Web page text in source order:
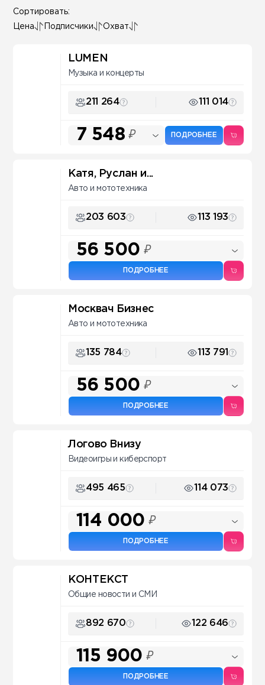
Сортировать:
Цена Подписчики Охват
LUMEN
Музыка и концерты
211 264 111 014
7 548 ₽ ПОДРОБНЕЕ
Катя, Руслан и...
Авто и мототехника
203 603 113 193
56 500 ₽
ПОДРОБНЕЕ
Москвач Бизнес
Авто и мототехника
135 784 113 791
56 500 ₽
ПОДРОБНЕЕ
Логово Внизу
Видеоигры и киберспорт
495 465 114 073
114 000 ₽
ПОДРОБНЕЕ
КОНТЕКСТ
Общие новости и СМИ
892 670 122 646
115 900 ₽
ПОДРОБНЕЕ